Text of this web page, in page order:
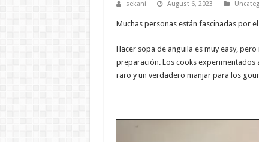
sekani August 6, 2023
Muchas personas están fascinadas por
Hacer sopa de anguila es muy easy,
preparación. Los cooks experimentados
raro y un verdadero manjar para los